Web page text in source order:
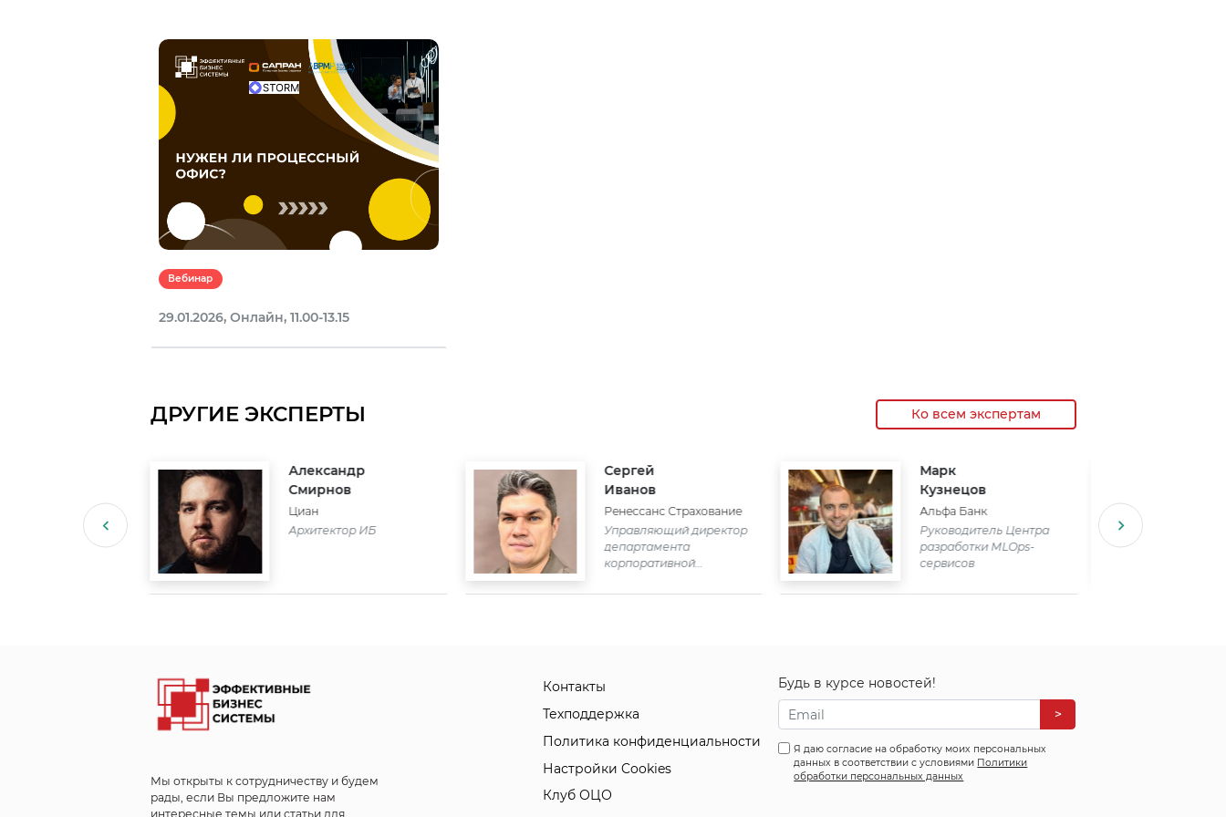
Вебинар
29.01.2026, Онлайн, 11.00-13.15
ДРУГИЕ ЭКСПЕРТЫ Ко всем экспертам
Александр
Смирнов
Циан
Архитектор ИБ
Сергей
Иванов
Ренессанс Страхование
Управляющий директор
департамента
корпоративной
данными
Марк
Кузнецов
Альфа Банк
Руководитель Центра
разработки MLOps-
сервисов
Мы открыты к сотрудничеству и будем
рады, если Вы предложите нам
интересные темы или статьи для
Контакты
Техподдержка
Политика конфиденциальности
Настройки Cookies
Клуб ОЦО
Будь в курсе новостей!
>
Я даю согласие на обработку моих персональных
данных в соответствии с условиями Политики
обработки персональных данных